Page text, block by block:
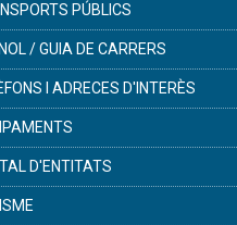
PÚBLICS
/ GUIA DE CARRERS
I ADRECES D'INTERÈS
D'ENTITATS